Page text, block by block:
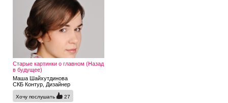
Старые картинки о главном (Назад
в будущее)
Маша Шайхутдинова
СКБ Контур, Дизайнер
Хочу послушать 27